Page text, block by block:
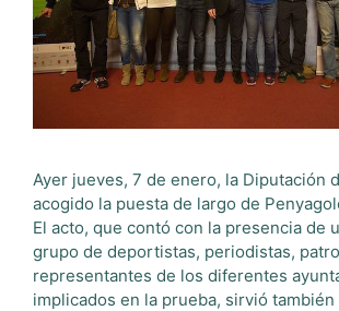
Ayer jueves, 7 de enero, la Diputación
acogido la puesta de largo de
El acto, que contó con la presencia de
grupo de deportistas, periodistas,
representantes de los diferentes
implicados en la prueba, sirvió también